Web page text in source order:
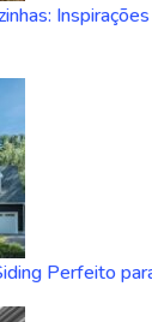
Perfeito